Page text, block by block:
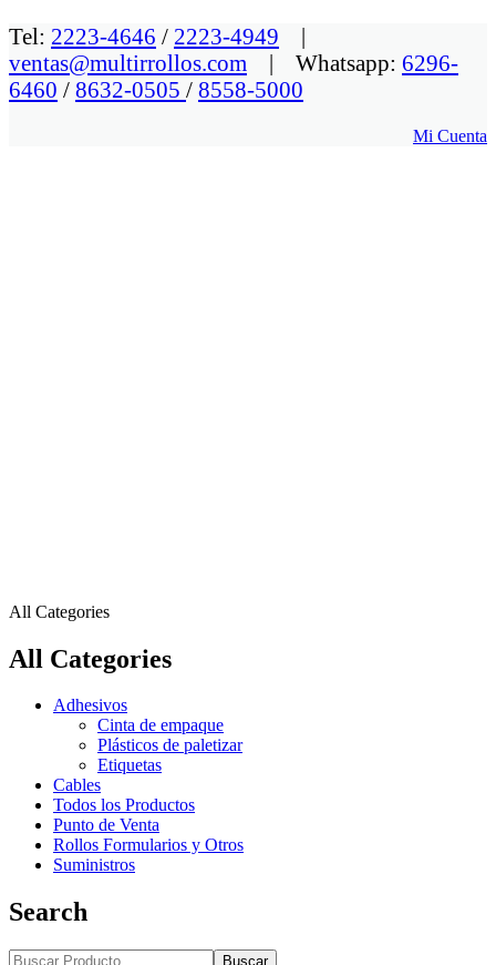
Tel: 2223-4646 / 2223-4949 |
ventas@multirrollos.com | Whatsapp: 6296-
6460 / 8632-0505 / 8558-5000
Mi Cuenta
All Categories
All Categories
Adhesivos
Cinta de empaque
Plásticos de paletizar
Etiquetas
Cables
Todos los Productos
Punto de Venta
Rollos Formularios y Otros
Suministros
Search
Buscar